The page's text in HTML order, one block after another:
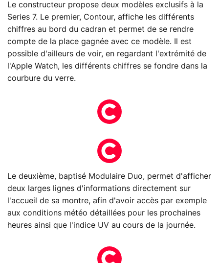
Le constructeur propose deux modèles exclusifs à la
Series 7. Le premier, Contour, affiche les différents
chiffres au bord du cadran et permet de se rendre
compte de la place gagnée avec ce modèle. Il est
possible d'ailleurs de voir, en regardant l'extrémité de
l'Apple Watch, les différents chiffres se fondre dans la
courbure du verre.
Le deuxième, baptisé Modulaire Duo, permet d'afficher
deux larges lignes d'informations directement sur
l'accueil de sa montre, afin d'avoir accès par exemple
aux conditions météo détaillées pour les prochaines
heures ainsi que l'indice UV au cours de la journée.